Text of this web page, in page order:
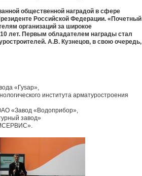
общественной наградой в сфере
Российской Федерации. «Почетный
организаций за широкое
лет. Первым обладателем награды стал
А.В. Кузнецов, в свою очередь,
«Гуsар»,
института арматуростроения
«Завод «Водоприбор»,
завод»